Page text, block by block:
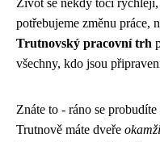
Život se někdy točí
potřebujeme změnu práce,
Trutnovský pracovní trh
všechny, kdo jsou
Znáte to - ráno se
Trutnově máte dveře